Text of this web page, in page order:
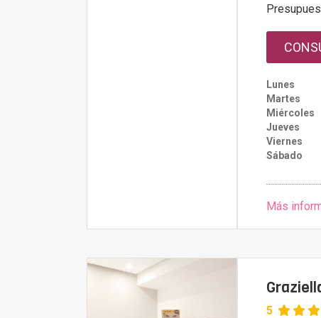
Lunes
Martes
Miércoles
Jueves
Viernes
Sábado
Más
5